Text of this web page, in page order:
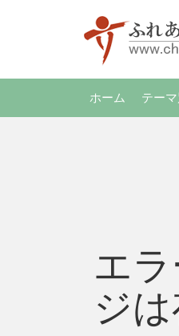
ホーム テー
エ
ジ